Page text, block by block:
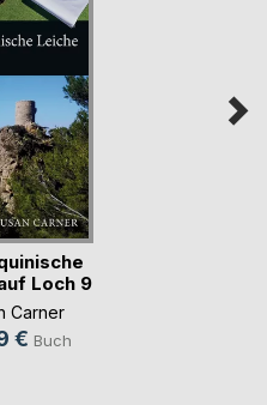
Loch 9
Carner
€ Buch